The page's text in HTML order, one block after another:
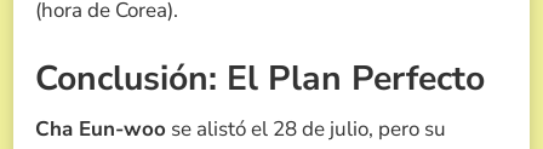
(hora de Corea).
Conclusión: El Plan Perfecto
Cha Eun-woo se alistó el 28 de julio, pero su